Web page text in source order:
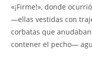
«¡Firme!», donde
—ellas vestidas con
corbatas que
contener el pecho—